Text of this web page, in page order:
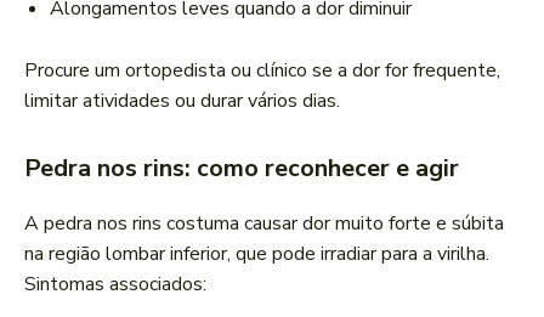
Alongamentos leves quando a dor diminuir
Procure um ortopedista ou clínico se a dor for frequente,
limitar atividades ou durar vários dias.
Pedra nos rins: como reconhecer e agir
A pedra nos rins costuma causar dor muito forte e súbita
na região lombar inferior, que pode irradiar para a virilha.
Sintomas associados: